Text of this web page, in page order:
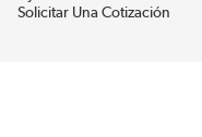
Solicitar Una Cotización